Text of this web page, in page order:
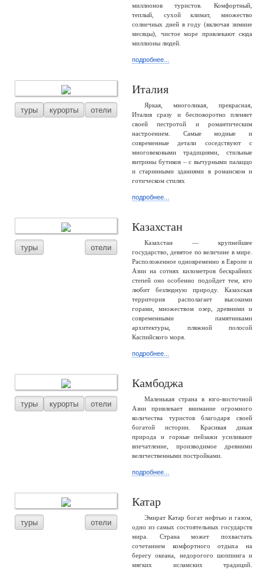
миллионов туристов. Комфортный,
теплый, сухой климат, множество
солнечных дней в году (включая зимние
месяцы), чистое море привлекают сюда
миллионы людей.
подробнее...
туры курорты отели
Италия
Яркая, многоликая, прекрасная,
Италия сразу и бесповоротно пленяет
своей пестротой и романтическим
настроением. Самые модные и
современные детали соседствуют с
многовековыми традициями, стильные
витрины бутиков – с вычурными палаццо
и старинными зданиями в романском и
готическом стилях
подробнее...
туры отели
Казахстан
Казахстан — крупнейшее
государство, девятое по величине в мире.
Расположенное одновременно в Европе и
Азии на сотнях километров бескрайних
степей оно особенно подойдет тем, кто
любит безлюдную природу. Казахская
территория располагает высокими
горами, множеством озер, древними и
современными памятниками
архитектуры, пляжной полосой
Каспийского моря.
подробнее...
туры курорты отели
Камбоджа
Маленькая страна в юго-восточной
Азии привлекает внимание огромного
количества туристов благодаря своей
богатой истории. Красивая дикая
природа и горные пейзажи усиливают
впечатление, производимое древними
величественными постройками.
подробнее...
туры отели
Катар
Эмират Катар богат нефтью и газом,
одно из самых состоятельных государств
мира. Страна может похвастать
сочетанием комфортного отдыха на
берегу океана, недорогого шоппинга и
мягких исламских традиций.